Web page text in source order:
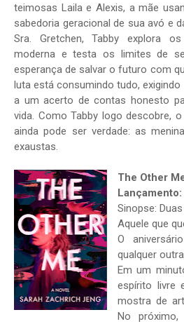
teimosas Laila e Alexis, a mãe
sabedoria geracional de sua avó e
Sra. Gretchen, Tabby explora
moderna e testa os limites de
esperança de salvar o futuro com
luta está consumindo tudo,
a um acerto de contas honesto
vida. Como Tabby logo descobre,
ainda pode ser verdade: as
exaustas.
The Other
Sinopse:
Aquele que
O
qualquer
Em um
espírito livre
mostra de
No